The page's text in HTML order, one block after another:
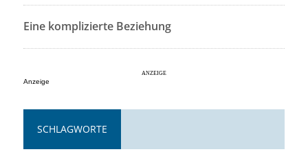
Eine komplizierte Beziehung
Anzeige
SCHLAGWORTE